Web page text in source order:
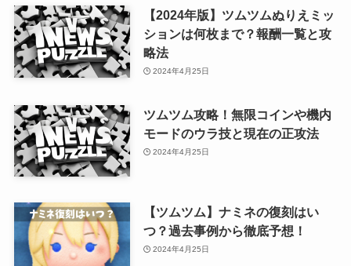
【2024年版】ツムツムぬりえミッ
ションは何枚まで？報酬一覧と攻
略法
2024年4月25日
ツムツム攻略！無限コインや機内
モードのウラ技と現在の正攻法
2024年4月25日
【ツムツム】ナミネの復刻はい
つ？過去事例から徹底予想！
2024年4月25日